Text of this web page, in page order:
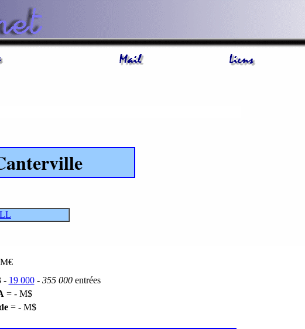
- 19 000- 355 000 entrées
= - M$
= - M$